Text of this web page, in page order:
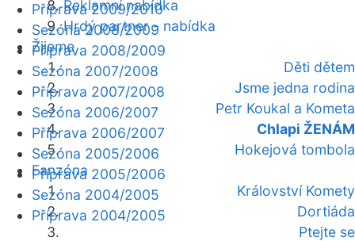
Reklamní nabídka
Hrdý partner - nabídka
Žijeme
Děti dětem
Jsme jedna rodina
Petr Koukal a Kometa
Chlapi ŽENÁM
Hokejová tombola
Fanzóna
Království Komety
Dortiáda
Ptejte se
Příprava 2009/2010
Sezóna 2008/2009
Příprava 2008/2009
Sezóna 2007/2008
Příprava 2007/2008
Sezóna 2006/2007
Příprava 2006/2007
Sezóna 2005/2006
Příprava 2005/2006
Sezóna 2004/2005
Příprava 2004/2005